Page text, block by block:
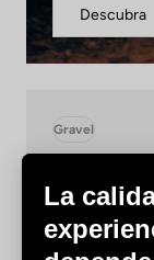
Descubra
Gravel
La